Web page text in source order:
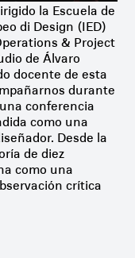
la Escuela de
di Design (IED)
& Project
de Álvaro
docente de esta
durante
conferencia
como una
Desde la
de diez
como una
crítica